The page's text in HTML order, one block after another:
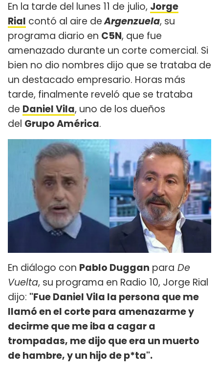
En la tarde del lunes 11 de julio, Jorge
Rial contó al aire deArgenzuela, su
programa diario en C5N, que fue
amenazado durante un corte comercial. Si
bien no dio nombres dijo que se trataba de
un destacado empresario. Horas más
tarde, finalmente reveló que se trataba
de Daniel Vila, uno de los dueños
del Grupo América.
En diálogo con Pablo Duggan para De
Vuelta, su programa en Radio 10, Jorge Rial
dijo: "Fue Daniel Vila la persona que me
llamó en el corte para amenazarme y
decirme que me iba a cagar a
trompadas, me dijo que era un muerto
de hambre, y un hijo de p*ta".